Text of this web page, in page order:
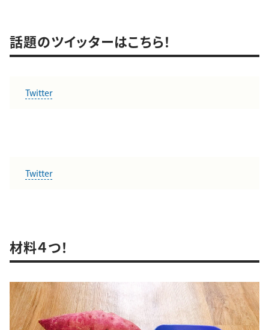
話題のツイッターはこちら！
Twitter
Twitter
材料４つ！